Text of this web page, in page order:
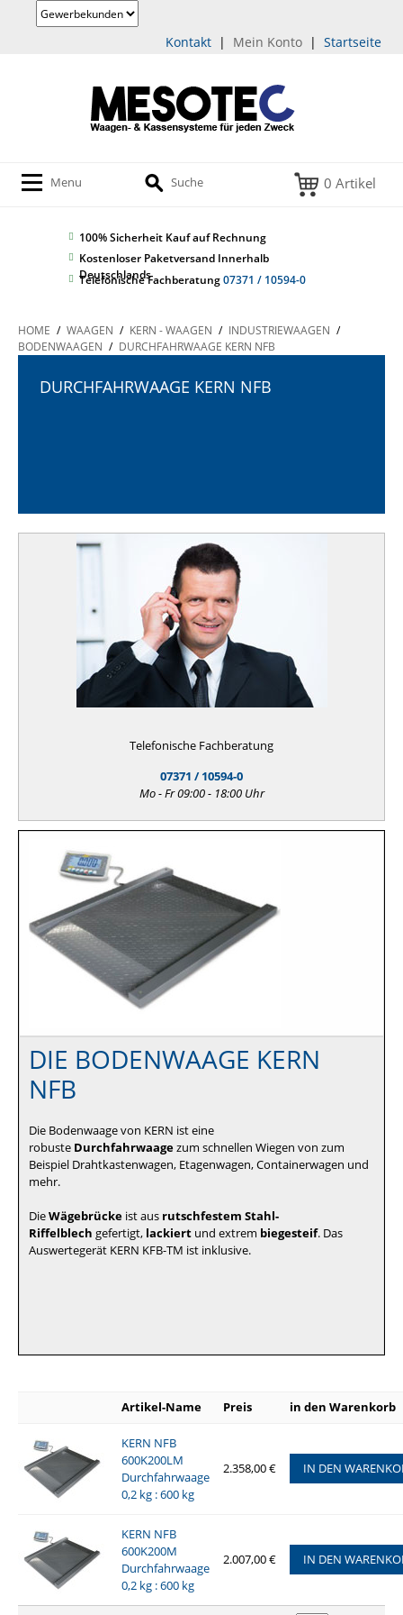
Startseite
|
Mein Konto
|
Kontakt
Menu Suche 0 Artikel
100% Sicherheit Kauf auf Rechnung
Kostenloser Paketversand Innerhalb
Deutschlands
Telefonische Fachberatung07371 / 10594-0
HOME / WAAGEN / KERN - WAAGEN / INDUSTRIEWAAGEN /
BODENWAAGEN / DURCHFAHRWAAGE KERN NFB
DURCHFAHRWAAGE KERN NFB
Telefonische Fachberatung
07371 / 10594-0
Mo - Fr 09:00 - 18:00 Uhr
DIE BODENWAAGE KERN
NFB
Die Bodenwaage von KERN ist eine
robuste Durchfahrwaagezum schnellen Wiegen von zum
Beispiel Drahtkastenwagen, Etagenwagen, Containerwagen und
mehr.
DieWägebrücke ist aus rutschfestem Stahl-
Riffelblech gefertigt, lackiert und extrem biegesteif. Das
Auswertegerät KERN KFB-TM ist inklusive.
Artikel-Name Preis in den Warenkorb
KERN NFB
600K200LM
Durchfahrwaage
0,2 kg : 600 kg
2.358,00 € IN DEN
KERN NFB
600K200M
Durchfahrwaage
0,2 kg : 600 kg
2.007,00 € IN DEN